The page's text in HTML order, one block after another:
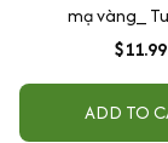
mạ vàng_
$11.99
ADD TO